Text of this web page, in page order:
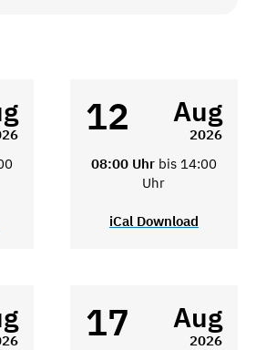
12 Aug
2026
08:00 Uhr bis 14:00
Uhr
iCal Download
17 Aug
2026